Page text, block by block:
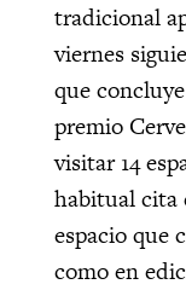
tradicional
viernes
que
premio
visitar 14
habitual cita
espacio que
como en